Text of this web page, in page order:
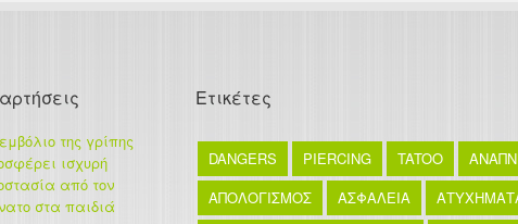
της γρίπης
ισχυρή
από τον
στα παιδιά
Ετικέτες
DANGERS PIERCING TATOO
ΑΠΟΛΟΓΙΣΜΟΣ
ΑΣΦΑΛΕΙΑ